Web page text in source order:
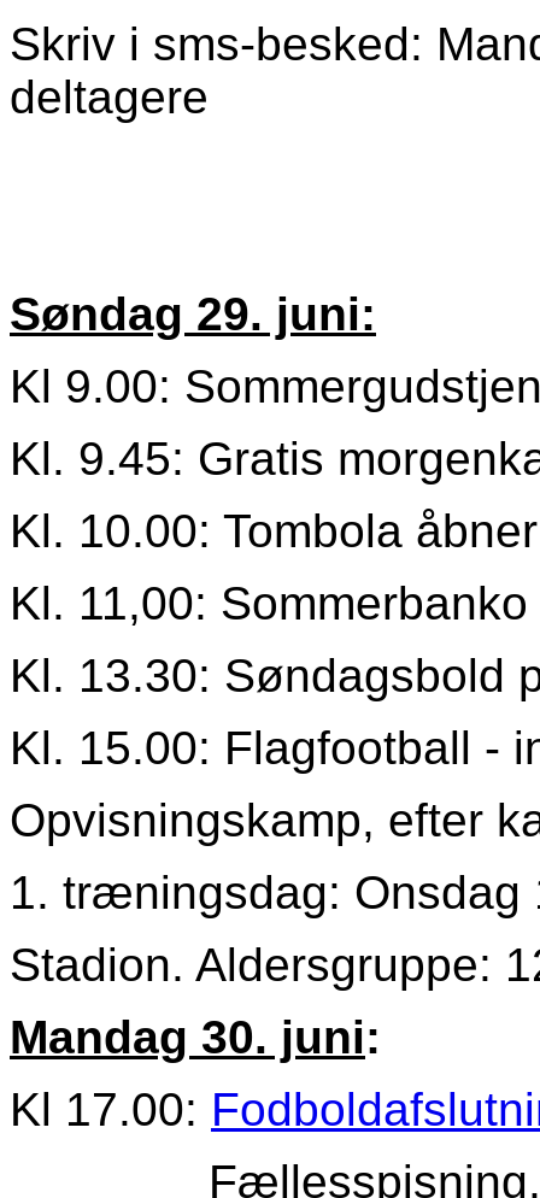
Skriv i sms-besked:
deltagere
Søndag 29. juni:
Kl 9.00:
Kl. 9.45: Gratis
Kl. 10.00: Tombola åbner
Kl. 11,00:
Kl. 13.30: Søndagsbold
Kl. 15.00: Flagfootball -
Opvisningskamp, efter
1. træningsdag: Onsdag
Stadion. Aldersgruppe:
Mandag 30. juni:
Kl 17.00:
Fællesspisning,